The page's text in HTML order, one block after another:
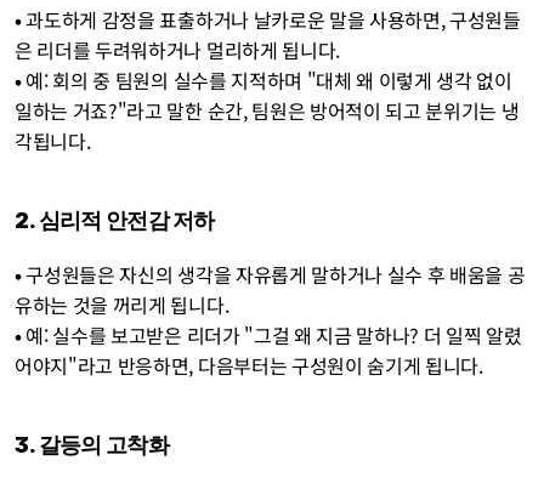
• 과도하게 감정을 표출하거나 날카로운 말을 사용하면, 구성원들
은 리더를 두려워하거나 멀리하게 됩니다.
• 예: 회의 중 팀원의 실수를 지적하며 "대체 왜 이렇게 생각 없이
일하는 거죠?"라고 말한 순간, 팀원은 방어적이 되고 분위기는 냉
각됩니다.
2. 심리적 안전감 저하
• 구성원들은 자신의 생각을 자유롭게 말하거나 실수 후 배움을 공
유하는 것을 꺼리게 됩니다.
• 예: 실수를 보고받은 리더가 "그걸 왜 지금 말하나? 더 일찍 알렸
어야지"라고 반응하면, 다음부터는 구성원이 숨기게 됩니다.
3. 갈등의 고착화